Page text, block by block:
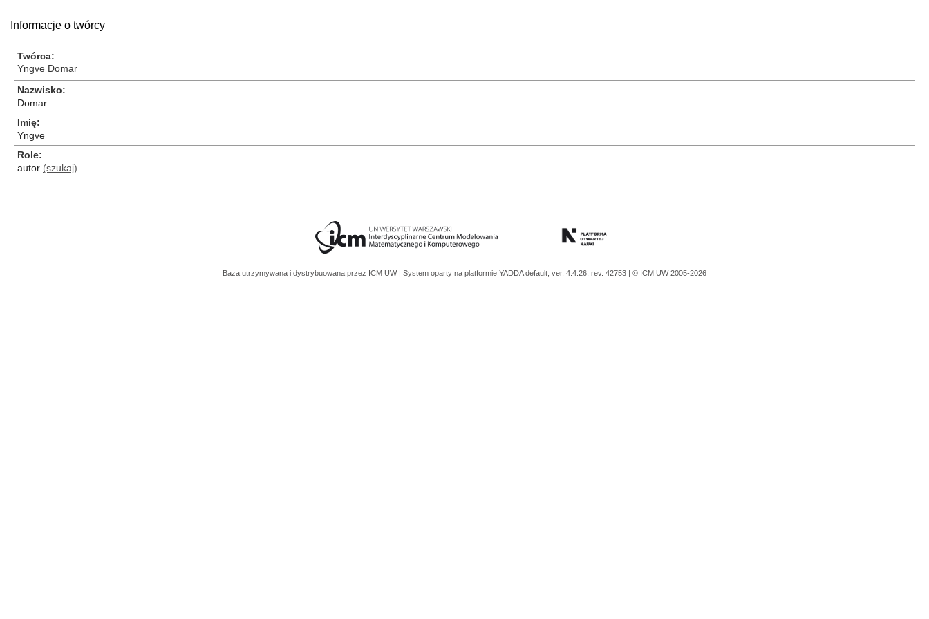
Informacje o twórcy
Twórca
Yngve Domar
Nazwisko
Domar
Imię
Yngve
Role
autor (szukaj)
Baza utrzymywana i dystrybuowana przez ICM UW | System oparty na platformie YADDAdefault, ver. 4.4.26, rev. 42753 | © ICM UW 2005-2026